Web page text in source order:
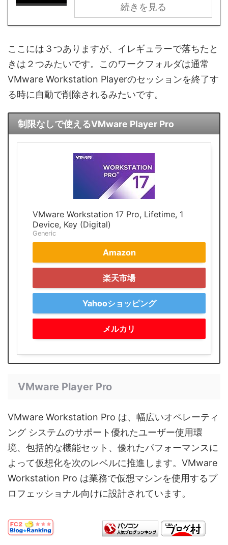
続きを見る
ここには３つありますが、イレギュラーで落ちたと
きは２つみたいです。このワークフォルダは通常
VMware Workstation Playerのセッションを終了す
る時に自動で削除されるみたいです。
制限なしで使えるVMware Player Pro
VMware Workstation 17 Pro, Lifetime, 1
Device, Key (Digital)
Generic
Amazon
楽天市場
Yahooショッピング
メルカリ
VMware Player Pro
VMware Workstation Pro は、幅広いオペレーティ
ング システムのサポート優れたユーザー使用環
境、包括的な機能セット、優れたパフォーマンスに
よって仮想化を次のレベルに推進します。VMware
Workstation Pro は業務で仮想マシンを使用するプ
ロフェッショナル向けに設計されています。